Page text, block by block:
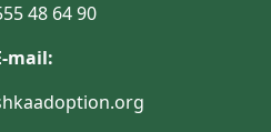
48 64 90
mail: